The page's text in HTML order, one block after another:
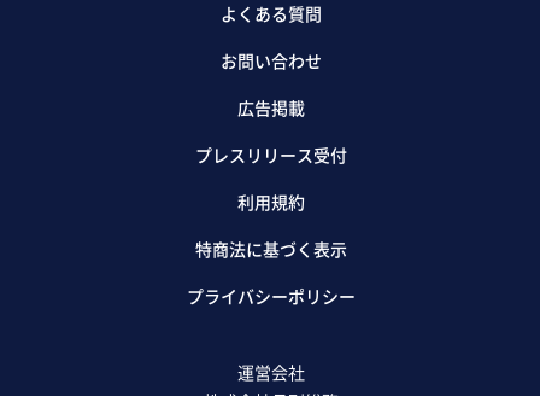
よくある質問
お問い合わせ
広告掲載
プレスリリース受付
利用規約
特商法に基づく表示
プライバシーポリシー
運営会社